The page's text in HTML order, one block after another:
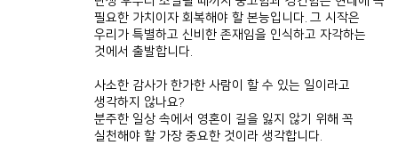
필요한 가치이자 회복해야 할 본능입니다. 그 시작은
우리가 특별하고 신비한 존재임을 인식하고 자각하는
것에서 출발합니다.
사소한 감사가 한가한 사람이 할 수 있는 일이라고
생각하지 않나요?
분주한 일상 속에서 영혼이 길을 잃지 않기 위해 꼭
실천해야 할 가장 중요한 것이라 생각합니다.